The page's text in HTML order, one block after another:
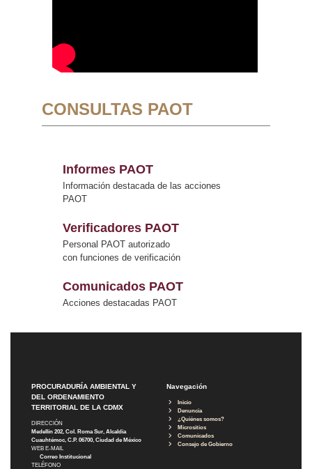
CONSULTAS PAOT
Informes PAOT
Información destacada de las acciones
PAOT
Verificadores PAOT
Personal PAOT autorizado
con funciones de verificación
Comunicados PAOT
Acciones destacadas PAOT
PROCURADURÍA AMBIENTAL Y
DEL ORDENAMIENTO
TERRITORIAL DE LA CDMX
DIRECCIÓN
Medellín 202, Col. Roma Sur, Alcaldía
Cuauhtémoc, C.P. 06700, Ciudad de México
WEB E-MAIL
Correo Institucional
TELÉFONO
Navegación
Inicio
Denuncia
¿Quiénes somos?
Micrositios
Comunicados
Consejo de Gobierno